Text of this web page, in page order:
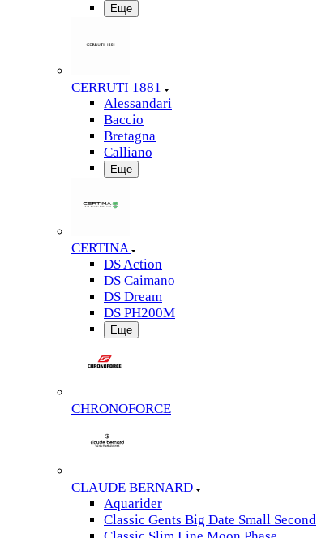
Еще
CERRUTI 1881
Alessandari
Baccio
Bretagna
Calliano
Еще
CERTINA
DS Action
DS Caimano
DS Dream
DS PH200M
Еще
CHRONOFORCE
CLAUDE BERNARD
Aquarider
Classic Gents Big Date Small Second